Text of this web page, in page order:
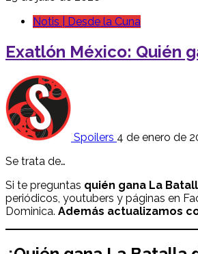
Notis | Desde la Cuna
Exatlón México: Quién
Spoilers 4 de enero de
Se trata de…
Si te preguntas quién gana La
periódicos, youtubers y páginas en
Dominica. Además actualizamos